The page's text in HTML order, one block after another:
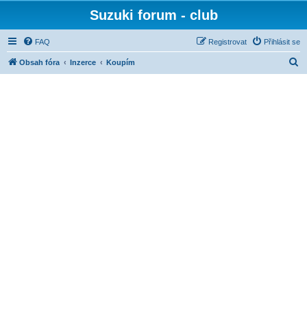
Suzuki forum - club
FAQ Přihlásit se
Registrovat
Obsah fóra Inzerce Koupím